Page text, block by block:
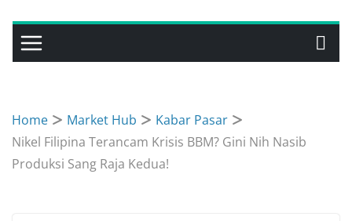
Home Market Hub
Kabar Pasar
Nikel Filipina Terancam Krisis BBM? Gini Nih Nasib
Produksi Sang Raja Kedua!